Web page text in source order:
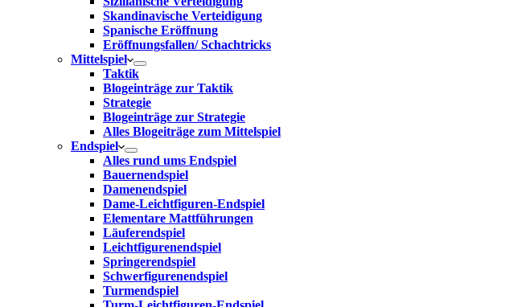
Skandinavische Verteidigung
Spanische Eröffnung
Eröffnungsfallen/ Schachtricks
Mittelspiel
Taktik
Blogeinträge zur Taktik
Strategie
Blogeinträge zur Strategie
Alles Blogeiträge zum Mittelspiel
Endspiel
Alles rund ums Endspiel
Bauernendspiel
Damenendspiel
Dame-Leichtfiguren-Endspiel
Elementare Mattführungen
Läuferendspiel
Leichtfigurenendspiel
Springerendspiel
Schwerfigurenendspiel
Turmendspiel